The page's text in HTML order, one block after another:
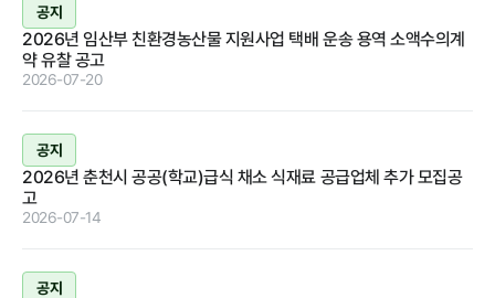
농가소식
결과
공지
2026년 임산부 친환경농산물 지원사업 택배 운송 용역 소액수의계
약 유찰 공고
2026-07-20
공지
2026년 춘천시 공공(학교)급식 채소 식재료 공급업체 추가 모집공
고
2026-07-14
공지